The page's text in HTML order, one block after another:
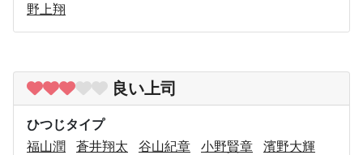
野上翔
良い上司
ひつじタイプ
福山潤
蒼井翔太 谷山紀章 小野賢章
濱野大輝